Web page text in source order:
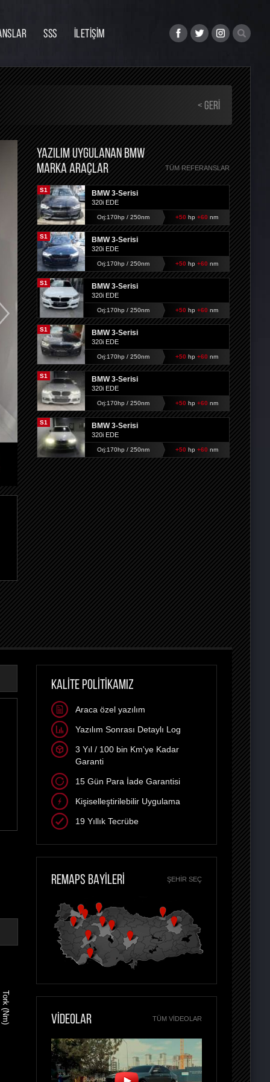
SSS İLETİŞİM
< GERI
YAZILIM UYGULANAN BMW
MARKA ARAÇLAR
TÜM REFERANSLAR
S1 BMW 3-Serisi
320i EDE
Orj:170hp / 250nm +50 hp +60 nm
S1 BMW 3-Serisi
320i EDE
Orj:170hp / 250nm +50 hp +60 nm
S1 BMW 3-Serisi
320i EDE
Orj:170hp / 250nm +50 hp +60 nm
S1 BMW 3-Serisi
320i EDE
Orj:170hp / 250nm +50 hp +60 nm
S1 BMW 3-Serisi
320i EDE
Orj:170hp / 250nm +50 hp +60 nm
S1 BMW 3-Serisi
320i EDE
Orj:170hp / 250nm +50 hp +60 nm
Tork (Nm)
KALİTE POLİTİKAMIZ
Araca özel yazılım
Yazılım Sonrası Detaylı Log
3 Yıl / 100 bin Km'ye Kadar
Garanti
15 Gün Para İade Garantisi
Kişiselleştirilebilir Uygulama
19 Yıllık Tecrübe
REMAPS BAYİLERİ ŞEHIR SEÇ
VİDEOLAR TÜM VIDEOLAR